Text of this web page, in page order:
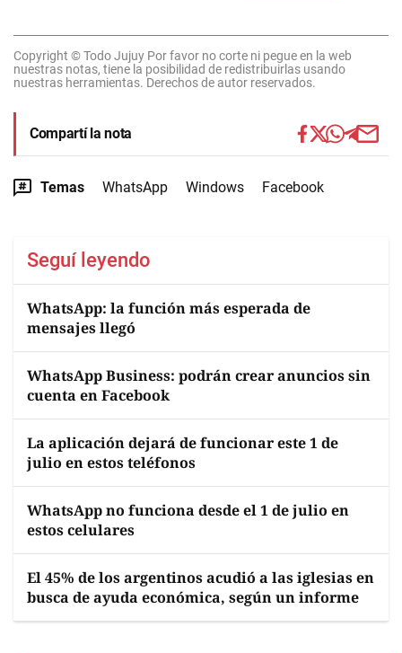
Copyright © Todo Jujuy Por favor no corte ni pegue en la web
nuestras notas, tiene la posibilidad de redistribuirlas usando
nuestras herramientas. Derechos de autor reservados.
Compartí la nota
Temas WhatsApp Windows Facebook
Seguí leyendo
WhatsApp: la función más esperada de
mensajes llegó
WhatsApp Business: podrán crear anuncios sin
cuenta en Facebook
La aplicación dejará de funcionar este 1 de
julio en estos teléfonos
WhatsApp no funciona desde el 1 de julio en
estos celulares
El 45% de los argentinos acudió a las iglesias en
busca de ayuda económica, según un informe